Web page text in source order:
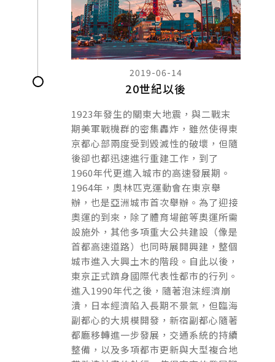
2019-06-14
20世紀以後
1923年發生的關東大地震，與二戰末
期美軍戰機群的密集轟炸，雖然使得東
京都心部兩度受到毀滅性的破壞，但隨
後卻也都迅速進行重建工作，到了
1960年代更進入城市的高速發展期。
1964年，奧林匹克運動會在東京舉
辦，也是亞洲城市首次舉辦。為了迎接
奧運的到來，除了體育場館等奧運所需
設施外，其他多項重大公共建設（像是
首都高速道路）也同時展開興建，整個
城市進入大興土木的階段。自此以後，
東京正式躋身國際代表性都市的行列。
進入1990年代之後，隨著泡沫經濟崩
潰，日本經濟陷入長期不景氣，但臨海
副都心的大規模開發，新宿副都心隨著
都廳移轉進一步發展，交通系統的持續
整備，以及多項都市更新與大型複合地